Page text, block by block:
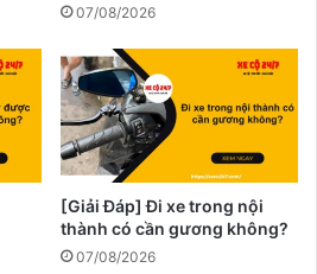
07/08/2026
[Giải Đáp] Đi xe trong nội
thành có cần gương không?
07/08/2026